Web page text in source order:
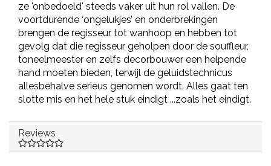
ze 'onbedoeld' steeds vaker uit hun rol vallen. De
voortdurende ‘ongelukjes’ en onderbrekingen
brengen de regisseur tot wanhoop en hebben tot
gevolg dat die regisseur geholpen door de souffleur,
toneelmeester en zelfs decorbouwer een helpende
hand moeten bieden, terwijl de geluidstechnicus
allesbehalve serieus genomen wordt. Alles gaat ten
slotte mis en het hele stuk eindigt ...zoals het eindigt.
Reviews